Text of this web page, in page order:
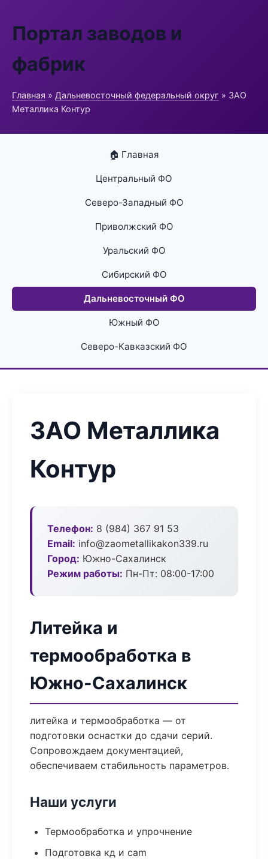
Портал заводов и
фабрик
Главная » Дальневосточный федеральный округ » ЗАО
Металлика Контур
🏠 Главная
Центральный ФО
Северо-Западный ФО
Приволжский ФО
Уральский ФО
Сибирский ФО
Дальневосточный ФО
Южный ФО
Северо-Кавказский ФО
ЗАО Металлика
Контур
Телефон: 8 (984) 367 91 53
Email: info@zaometallikakon339.ru
Город: Южно-Сахалинск
Режим работы: Пн-Пт: 08:00-17:00
Литейка и
термообработка в
Южно-Сахалинск
литейка и термообработка — от
подготовки оснастки до сдачи серий.
Сопровождаем документацией,
обеспечиваем стабильность параметров.
Наши услуги
Термообработка и упрочнение
Подготовка кд и cam